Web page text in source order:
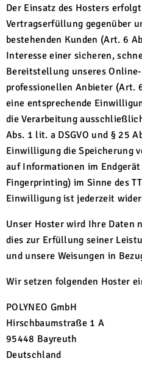
Der Einsatz des Hosters
Vertragserfüllung gegenüber
bestehenden Kunden (Art. 6
Interesse einer sicheren,
Bereitstellung unseres
professionellen Anbieter (Art.
eine entsprechende
die Verarbeitung
Abs. 1 lit. a DSGVO und § 25
Einwilligung die Speicherung
auf Informationen im
Fingerprinting) im Sinne des
Einwilligung ist jederzeit
Unser Hoster wird Ihre Daten
dies zur Erfüllung seiner
und unsere Weisungen in
Wir setzen folgenden Hoster
POLYNEO GmbH
Hirschbaumstraße 1 A
95448 Bayreuth
Deutschland